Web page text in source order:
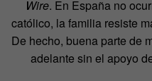
Wire. En España no
católico, la familia resiste
De hecho, buena parte de
adelante sin el apoyo